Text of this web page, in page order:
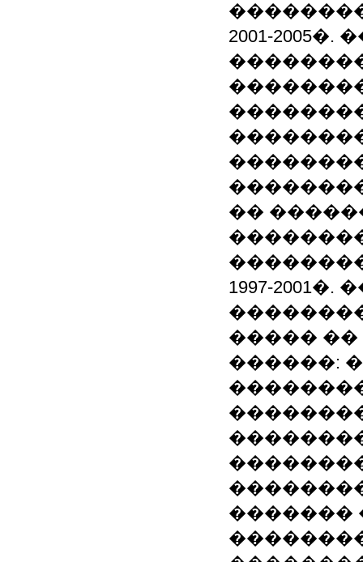
2001-
��
1997-
�����
������:
�������